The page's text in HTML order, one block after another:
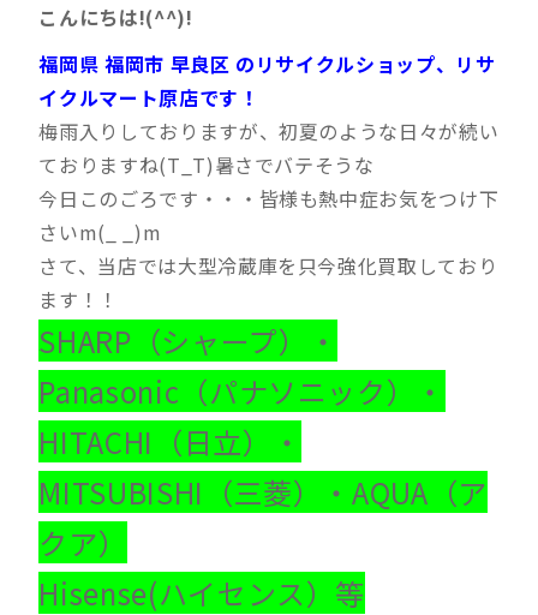
こんにちは!(^^)!
福岡県 福岡市 早良区 のリサイクルショップ、リサ
イクルマート原店です！
梅雨入りしておりますが、初夏のような日々が続い
ておりますね(T_T)暑さでバテそうな
今日このごろです・・・皆様も熱中症お気をつけ下
さいm(_ _)m
さて、当店では大型冷蔵庫を只今強化買取しており
ます！！
SHARP（シャープ）・
Panasonic（パナソニック）・
HITACHI（日立）・
MITSUBISHI（三菱）・AQUA（ア
クア）
Hisense(ハイセンス）等